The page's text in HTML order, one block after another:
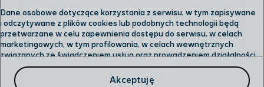
Skontaktuj się z nami
Odwiedź nas w salonie
Dane osobowe dotyczące korzystania z serwisu, w tym zapisywane
i odczytywane z plików cookies lub podobnych technologii będą
przetwarzane w celu zapewnienia dostępu do serwisu, w celach
marketingowych, w tym profilowania, w celach wewnętrznych
związanych ze świadczeniem usług oraz prowadzeniem działalności
gospodarczej, w tym dowodowych, analitycznych i statystycznych,
wykrywania i eliminowania nadużyć oraz w celu wykonywania
Akceptuję